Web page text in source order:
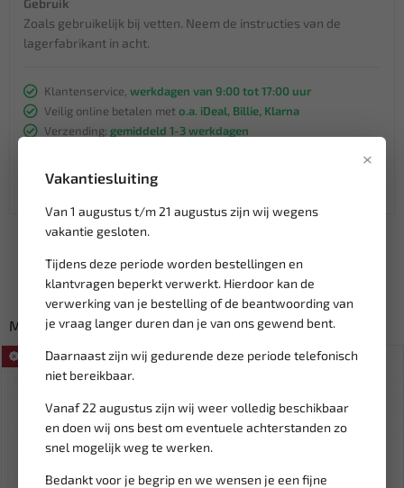
×
Vakantiesluiting
Van 1 augustus t/m 21 augustus zijn wij wegens
vakantie gesloten.
Tijdens deze periode worden bestellingen en
klantvragen beperkt verwerkt. Hierdoor kan de
verwerking van je bestelling of de beantwoording van
je vraag langer duren dan je van ons gewend bent.
Daarnaast zijn wij gedurende deze periode telefonisch
niet bereikbaar.
Vanaf 22 augustus zijn wij weer volledig beschikbaar
en doen wij ons best om eventuele achterstanden zo
snel mogelijk weg te werken.
Bedankt voor je begrip en we wensen je een fijne
Zoals gebruikelijk bij vetten. Neem de instructies van de
lagerfabrikant in acht.
Klantenservice, werkdagen van 9:00 tot 17:00 uur
Veilig online betalen met o.a. iDeal, Billie, Klarna
Verzending: gemiddeld 1-3 werkdagen
Lage verzendkosten NL
vanaf € 75 gratis verzending
Misschien ook interessant:
SALE!